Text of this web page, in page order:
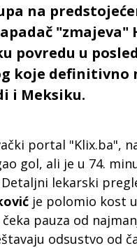
na
"zmajeva"
povredu u
koje definitivno
i Meksiku.
portal "Klix.ba",
gol, ali je u 74.
lekarski
je polomio kost
pauza od
odsustvo od